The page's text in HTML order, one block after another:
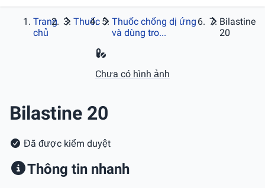
Trang
chủ
Thuốc
Thuốc chống dị ứng
và dùng tro...
Bilastine
20
Chưa có hình ảnh
Bilastine 20
Đã được kiểm duyệt
Thông tin nhanh